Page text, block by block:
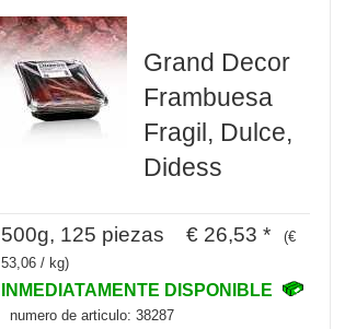
Grand Decor
Frambuesa
Fragil, Dulce,
Didess
500g, 125 piezas € 26,53 *
(€
53,06 / kg)
INMEDIATAMENTE DISPONIBLE
numero de articulo: 38287